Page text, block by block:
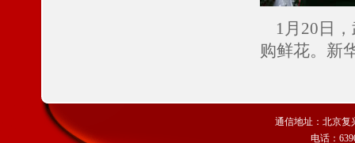
1月20日，
购鲜花。新